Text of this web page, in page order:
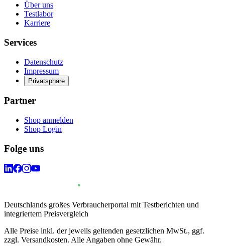
Über uns
Testlabor
Karriere
Services
Datenschutz
Impressum
Privatsphäre
Partner
Shop anmelden
Shop Login
Folge uns
Deutschlands großes Verbraucherportal mit Testberichten und
integriertem Preisvergleich
Alle Preise inkl. der jeweils geltenden gesetzlichen MwSt., ggf.
zzgl. Versandkosten. Alle Angaben ohne Gewähr.